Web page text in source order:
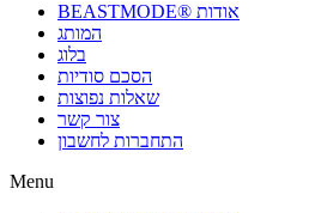
BEASTMODE® אודות
המותג
בלוג
הסכם סודיות
שאלות נפוצות
צור קשר
התחברות לחשבון
Menu